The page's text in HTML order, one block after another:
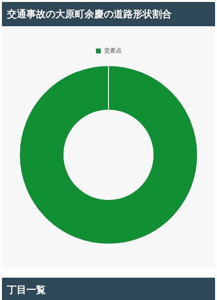
交通事故の大原町余慶の道路形状割合
丁目一覧